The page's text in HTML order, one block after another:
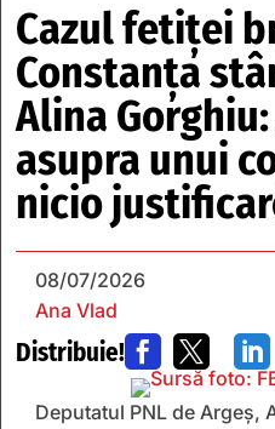
Cazul fetiței
Constanța
Alina
asupra unui
nicio
08/07/2026
Ana Vlad
Distribuie!   
Deputatul PNL de Argeș,